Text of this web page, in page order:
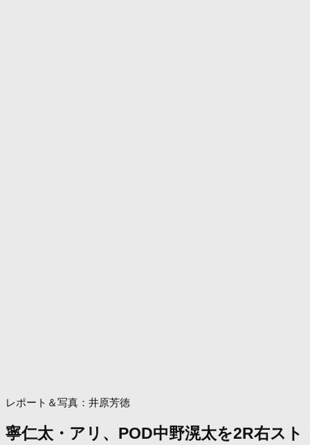
レポート＆写真：井原芳徳
寧仁太・アリ、POD中野滉太を2R右スト